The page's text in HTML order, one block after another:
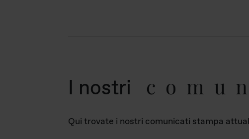
I nostri
Qui trovate i nostri comunicati stampa